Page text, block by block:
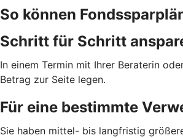
So können
Schritt für Schritt
In einem Termin mit Ihrer Beraterin
Betrag zur Seite legen.
Für eine bestimmte
Sie haben mittel- bis langfristig